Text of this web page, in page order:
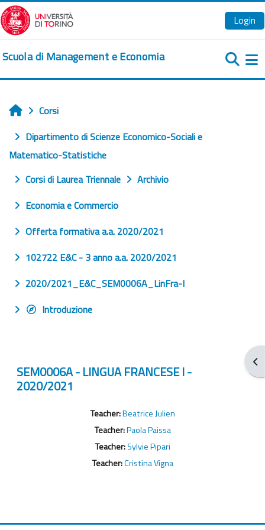
Vai al contenuto principale
Login
Scuola di Management e Economia
Home
Corsi
Dipartimento di Scienze Economico-Sociali e
Matematico-Statistiche
Corsi di Laurea Triennale
Archivio
Economia e Commercio
Offerta formativa a.a. 2020/2021
102722 E&C - 3 anno a.a. 2020/2021
2020/2021_E&C_SEM0006A_LinFra-I
Introduzione
SEM0006A - LINGUA FRANCESE I -
2020/2021
Teacher:Beatrice Julien
Teacher:Paola Paissa
Teacher:Sylvie Pipari
Teacher:Cristina Vigna